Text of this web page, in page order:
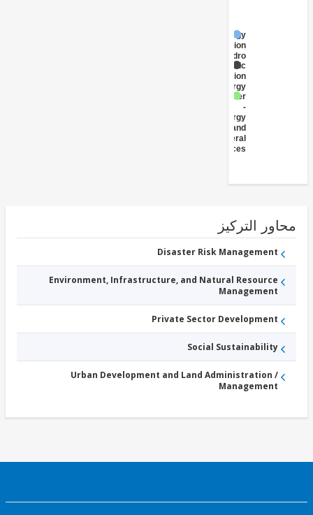
Generation
Administration
Resources
التركيز
Disaster Risk Management
Environment, Infrastructure, and Natural Resource
Management
Private Sector Development
Social Sustainability
Urban Development and Land Administration /
Management